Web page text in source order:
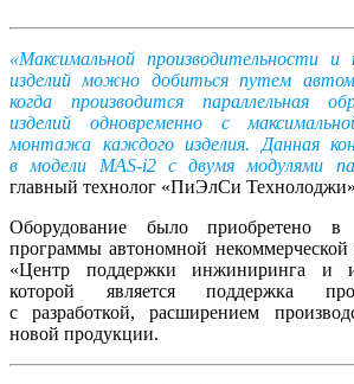
«Максимальной производительности
изделий можно добиться путем
когда производится параллельная
изделий одновременно с
монтажа каждого изделия. Данная
в модели MAS-i2 с двумя модулями
главный технолог «ПиЭлСи
Оборудование было приобретено в
программы автономной
«Центр поддержки инжиниринга и
которой является поддержка
с разработкой, расширением
новой продукции.